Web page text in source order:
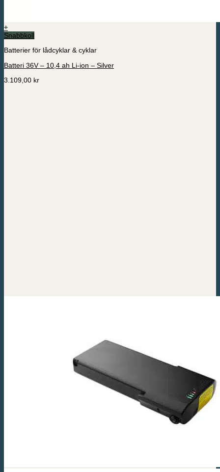
+
Snabbkoll
Batterier för lådcyklar & cyklar
Batteri 36V – 10,4 ah Li-ion – Silver
3.109,00 kr